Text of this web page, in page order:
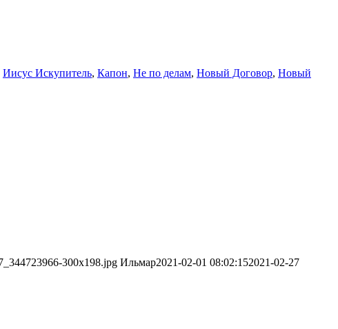
Иисус Искупитель, Капон, Не по делам, Новый Договор, Новый
300x198.jpg Ильмар2021-02-01 08:02:152021-02-27